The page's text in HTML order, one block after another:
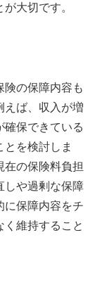
大切です。
の保障内容も
えば、収入が増
確保できている
を検討しま
在の保険料負担
しや過剰な保障
に保障内容をチ
く維持すること